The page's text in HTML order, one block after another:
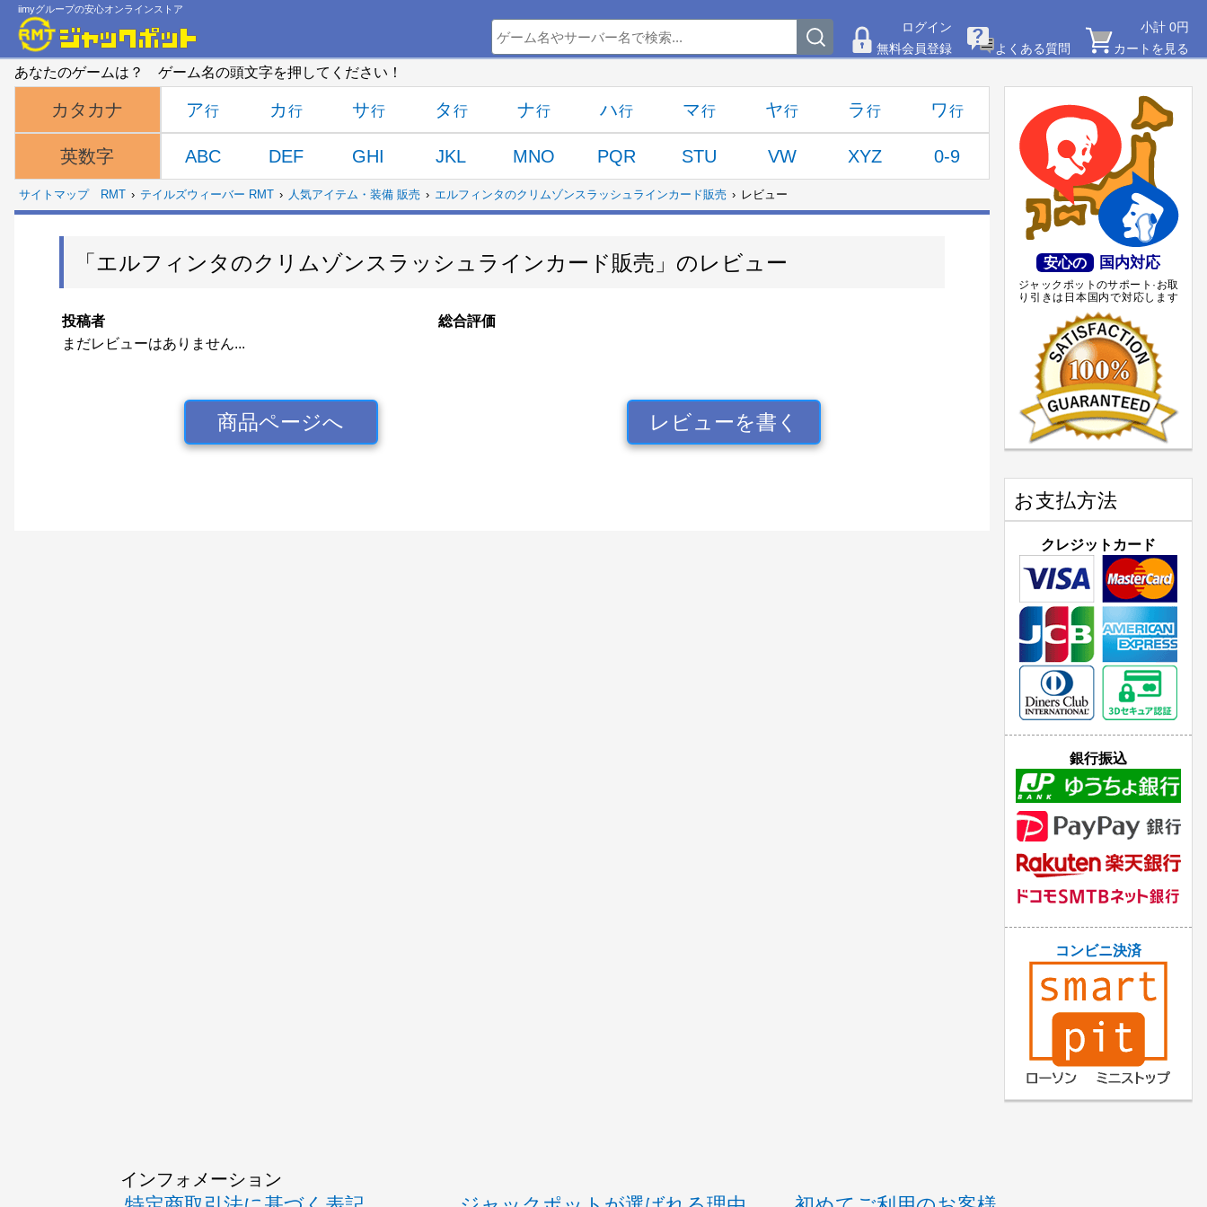
iimyグループの安心オンラインストア
ログイン
無料会員登録
よくある質問
小計 0円
カートを見る
あなたのゲームは？ ゲーム名の頭文字を押してください！
カタカナ
英数字
ア カ サ タ ナ ハ マ ヤ ラ ワ
ABC DEF GHI JKL MNO PQR STU VW XYZ 0-9
サイトマップ RMT テイルズウィーバー RMT 人気アイテム・装備 販売 エルフィンタのクリムゾンスラッシュラインカード販売 レビュー
「エルフィンタのクリムゾンスラッシュラインカード販売」のレビュー
投稿者
総合評価
まだレビューはありません...
商品ページへ レビューを書く
安心の 国内対応
ジャックポットのサポート·お取
り引きは日本国内で対応します
お支払方法
クレジットカード
銀行振込
コンビニ決済
インフォメーション